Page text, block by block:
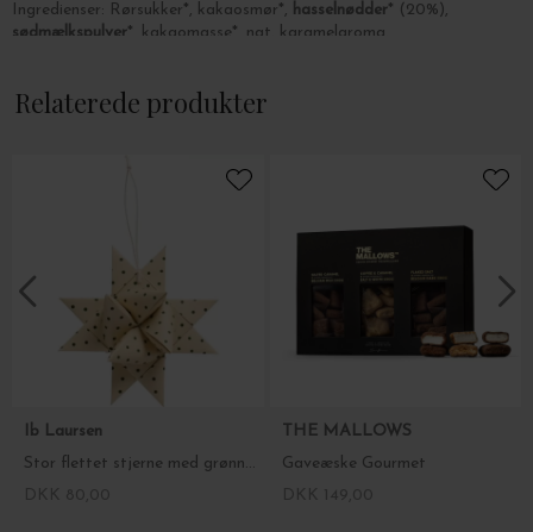
Ingredienser: Rørsukker*, kakaosmør*, hasselnødder* (20%),
sødmælkspulver*, kakaomasse*, nat. karamelaroma.
Kan indeholde spor afmandler ogsoja
Fedt: 45 g. - heraf mættede fedtsyrer: 22 g.
Kostfibre: 1,74 g.
Leverandør:
Økoladen Elmelund
Ugledigevej 95
4760 Vordingborg
Relaterede produkter
Ib Laursen
Stor flettet stjerne med grønne prikker 16*8
THE MALLOWS
Gaveæske Gourmet